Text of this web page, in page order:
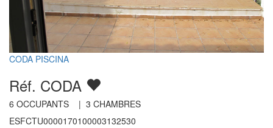
CODA PISCINA
Réf. CODA
6 OCCUPANTS | 3 CHAMBRES
ESFCTU0000170100003132530